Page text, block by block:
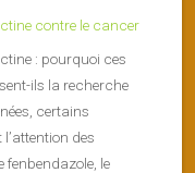
contre le cancer
: pourquoi ces
ils la recherche
certains
des
fenbendazole, le